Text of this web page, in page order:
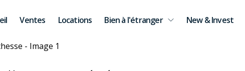
Ventes Locations Bien à l'étranger New & Invest